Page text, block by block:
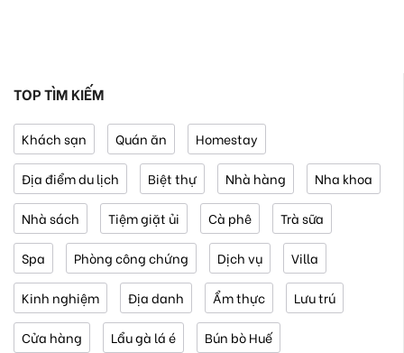
TOP TÌM KIẾM
Khách sạn Quán ăn Homestay
Địa điểm du lịch Biệt thự Nhà hàng Nha khoa
Nhà sách Tiệm giặt ủi Cà phê Trà sữa
Spa Phòng công chứng Dịch vụ Villa
Kinh nghiệm Địa danh Ẩm thực Lưu trú
Cửa hàng Lẩu gà lá é Bún bò Huế